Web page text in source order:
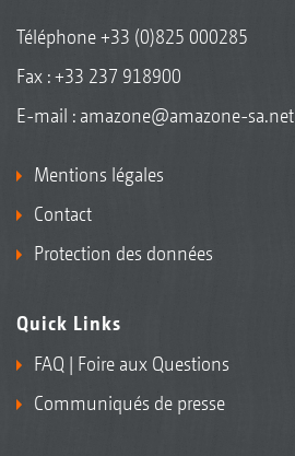
Téléphone+33 (0)825 000285
Fax : +33 237 918900
E-mail : amazone@amazone-sa.net
Mentions légales
Contact
Protection des données
Quick Links
FAQ | Foire aux Questions
Communiqués de presse